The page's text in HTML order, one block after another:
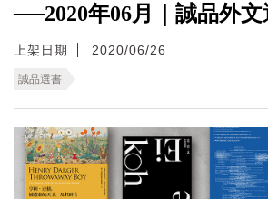
──2020年06月｜誠品外文
上架日期 2020/06/26
誠品選書